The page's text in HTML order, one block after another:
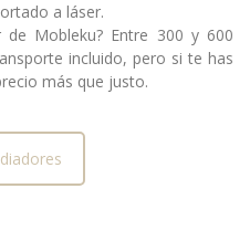
a láser.
de Mobleku? Entre 300 y 600
incluido, pero si te has
más que justo.